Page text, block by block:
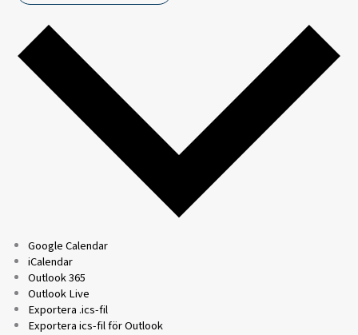
Google Calendar
iCalendar
Outlook 365
Outlook Live
Exportera .ics-fil
Exportera ics-fil för Outlook